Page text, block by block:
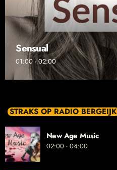
Sensual
01:00 - 02:00
STRAKS OP RADIO BERGEIJK
New Age Music
02:00 - 04:00